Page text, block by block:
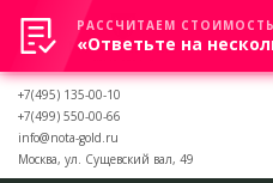
+7(495) 135-00-10
+7(499) 550-00-66
info@nota-gold.ru
Москва, ул. Сущевский вал, 49
РАССЧИТАЕМ
«Ответьте на